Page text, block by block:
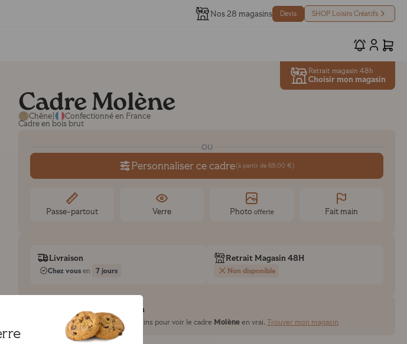
Nos 28 magasins Devis SHOP Loisirs Créatifs
Retrait magasin 48h
Choisir mon magasin
Cadre Molène
Chêne Confectionné en France
Cadre en bois brut
OU
Personnaliser ce cadre(à partir de 69,00 €)
Passe-partout Verre Photo offerte Fait main
Livraison
Chez vous en 7 jours
Retrait Magasin 48H
Non disponible
Modèle visible en magasin
Visitez l'un de nos 28 magasins pour voir le cadre Molèneen vrai.Trouver mon magasin